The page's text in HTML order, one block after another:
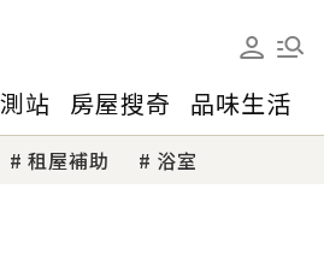
站 房屋搜奇 品味生活
租屋補助 浴室